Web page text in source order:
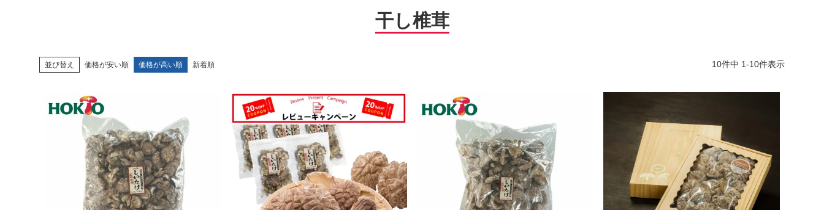
干し椎茸
並び替え 価格が安い順 価格が高い順 新着順 10件中 1-10件表示